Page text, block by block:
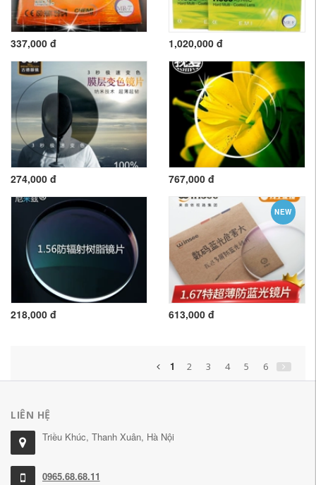
337,000 đ 1,020,000 đ
274,000 đ 767,000 đ
218,000 đ
NEW
613,000 đ
1 2 3 4 5 6
LIÊN HỆ
Triều Khúc, Thanh Xuân, Hà Nội
0965.68.68.11